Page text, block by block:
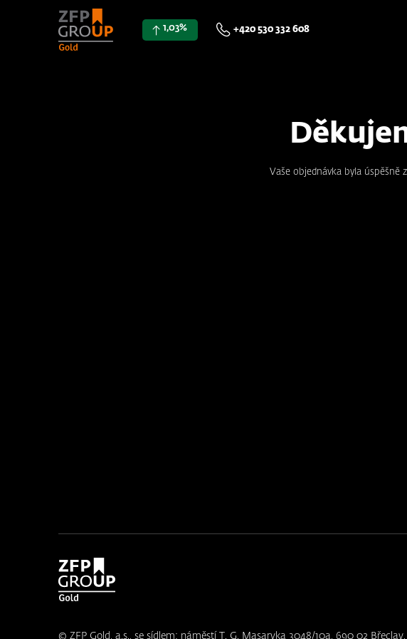
1,03% +420 530 332 608
Vaše objednávka byla úspěšně
© ZFP Gold, a.s., se sídlem: náměstí T. G. Masaryka 3048/10a, 690 02